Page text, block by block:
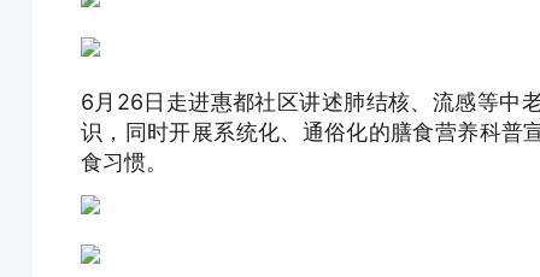
6月26日走进惠都社区讲述肺结核、流感等中
识，同时开展系统化、通俗化的膳食营养科普
食习惯。